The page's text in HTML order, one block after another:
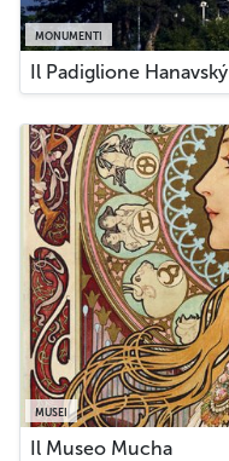
MONUMENTI
Il Padiglione Hanavský
MUSEI
Il Museo Mucha